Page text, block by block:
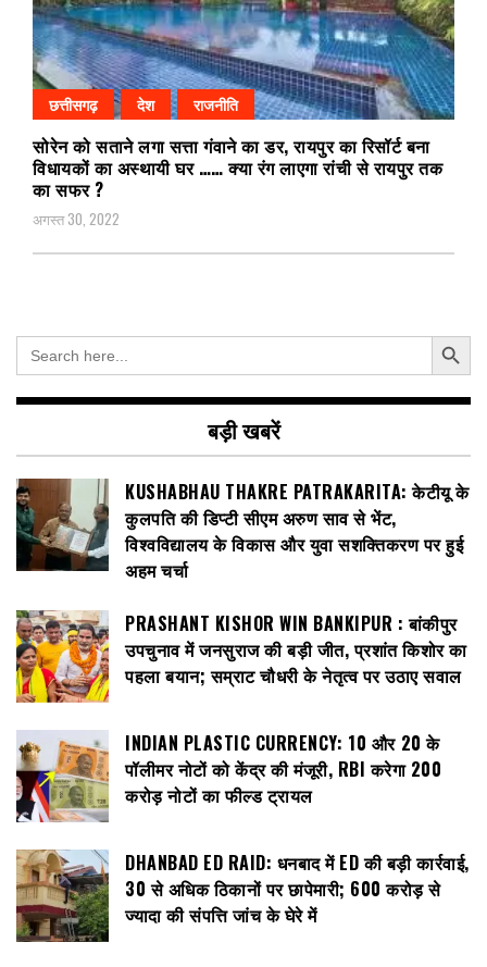
छत्तीसगढ़ देश राजनीति
सोरेन को सताने लगा सत्ता गंवाने का डर, रायपुर का रिसॉर्ट बना
विधायकों का अस्थायी घर …… क्या रंग लाएगा रांची से रायपुर तक
का सफर ?
अगस्त 30, 2022
Search
for:
Search Button
बड़ी खबरें
KUSHABHAU THAKRE PATRAKARITA: केटीयू के
कुलपति की डिप्टी सीएम अरुण साव से भेंट,
विश्वविद्यालय के विकास और युवा सशक्तिकरण पर हुई
अहम चर्चा
PRASHANT KISHOR WIN BANKIPUR : बांकीपुर
उपचुनाव में जनसुराज की बड़ी जीत, प्रशांत किशोर का
पहला बयान; सम्राट चौधरी के नेतृत्व पर उठाए सवाल
INDIAN PLASTIC CURRENCY: ₹10 और ₹20 के
पॉलीमर नोटों को केंद्र की मंजूरी, RBI करेगा 200
करोड़ नोटों का फील्ड ट्रायल
DHANBAD ED RAID: धनबाद में ED की बड़ी कार्रवाई,
30 से अधिक ठिकानों पर छापेमारी; 600 करोड़ से
ज्यादा की संपत्ति जांच के घेरे में